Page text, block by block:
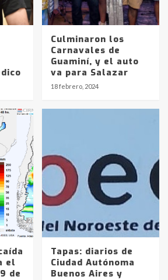
Culminaron los
Carnavales de
Guaminí, y el auto
va para Salazar
18 febrero, 2024
el
de
Tapas: diarios de
Ciudad Autónoma
Buenos Aires y
de los adolescentes
que fueron
del fatal accidente
mañana del lunes
en Ruta 5: falleció un
Trenque Lauquen
de los combustibles en
desde YPF hasta Axion
a 1338 pesos
de Cereales de Bahía
anticipa que Agosto vendrá
y heladas, en gran parte